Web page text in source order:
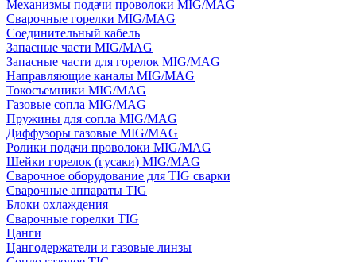
Механизмы подачи проволоки MIG/MAG
Сварочные горелки MIG/MAG
Соединительный кабель
Запасные части MIG/MAG
Запасные части для горелок MIG/MAG
Направляющие каналы MIG/MAG
Токосъемники MIG/MAG
Газовые сопла MIG/MAG
Пружины для сопла MIG/MAG
Диффузоры газовые MIG/MAG
Ролики подачи проволоки MIG/MAG
Шейки горелок (гусаки) MIG/MAG
Сварочное оборудование для TIG сварки
Сварочные аппараты TIG
Блоки охлаждения
Сварочные горелки TIG
Цанги
Цангодержатели и газовые линзы